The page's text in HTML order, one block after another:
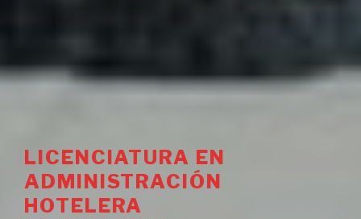
LICENCIATURA EN
ADMINISTRACIÓN
HOTELERA